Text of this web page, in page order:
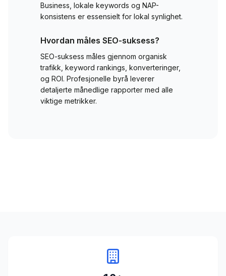
Business, lokale keywords og NAP-
konsistens er essensielt for lokal synlighet.
Hvordan måles SEO-suksess?
SEO-suksess måles gjennom organisk
trafikk, keyword rankings, konverteringer,
og ROI. Profesjonelle byrå leverer
detaljerte månedlige rapporter med alle
viktige metrikker.